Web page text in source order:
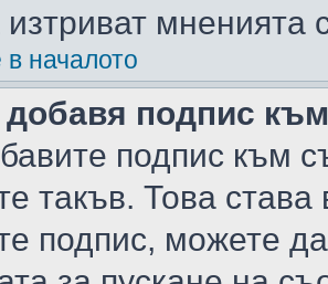
изтриват мненията
началото
добавя подпис
подпис към
такъв. Това
подпис, можете